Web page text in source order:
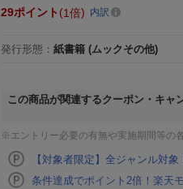
29ポイント 1倍 内訳
発行形態 ： 紙書籍 (ムックその他)
この商品が関連するクーポン・キャ
※エントリー必要の有無や実施期間等の
【対象者限定】全ジャンル対
条件達成でポイント2倍！楽天